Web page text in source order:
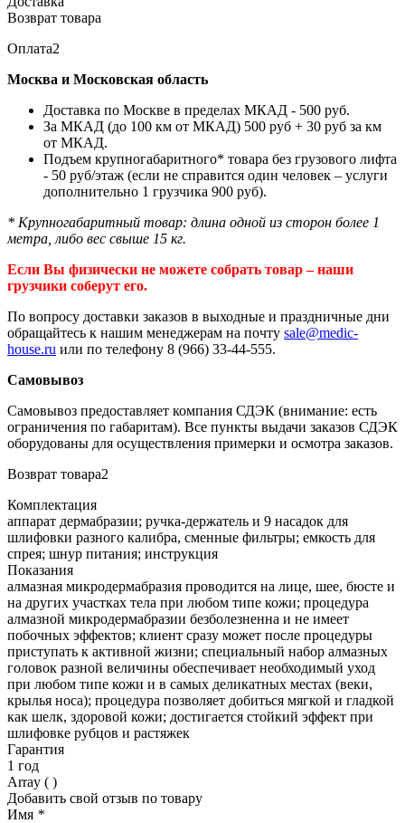
Возврат товара
Оплата2
Москва и Московская область
Доставка по Москве в пределах МКАД - 500 руб.
За МКАД (до 100 км от МКАД) 500 руб + 30 руб за км
от МКАД.
Подъем крупногабаритного* товара без грузового лифта
- 50 руб/этаж (если не справится один человек – услуги
дополнительно 1 грузчика 900 руб).
* Крупногабаритный товар: длина одной из сторон более 1
метра, либо вес свыше 15 кг.
Если Вы физически не можете собрать товар – наши
грузчики соберут его.
По вопросу доставки заказов в выходные и праздничные дни
обращайтесь к нашим менеджерам на почту sale@medic-
house.ru или по телефону 8 (966) 33-44-555.
Самовывоз
Самовывоз предоставляет компания СДЭК (внимание: есть
ограничения по габаритам). Все пункты выдачи заказов СДЭК
оборудованы для осуществления примерки и осмотра заказов.
Возврат товара2
Комплектация
аппарат дермабразии; ручка-держатель и 9 насадок для
шлифовки разного калибра, сменные фильтры; емкость для
спрея; шнур питания; инструкция
Показания
алмазная микродермабразия проводится на лице, шее, бюсте и
на других участках тела при любом типе кожи; процедура
алмазной микродермабразии безболезненна и не имеет
побочных эффектов; клиент сразу может после процедуры
приступать к активной жизни; специальный набор алмазных
головок разной величины обеспечивает необходимый уход
при любом типе кожи и в самых деликатных местах (веки,
крылья носа); процедура позволяет добиться мягкой и гладкой
как шелк, здоровой кожи; достигается стойкий эффект при
шлифовке рубцов и растяжек
Гарантия
1 год
Array ( )
Добавить свой отзыв по товару
Имя *